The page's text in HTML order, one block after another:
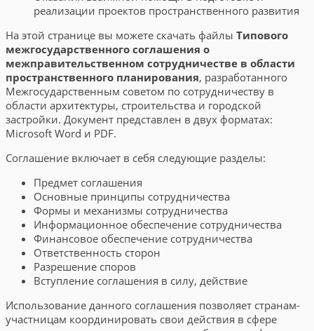
реализации проектов пространственного развития
На этой странице вы можете скачать файлы Типового
межгосударственного соглашения о
межправительственном сотрудничестве в области
пространственного планирования, разработанного
Межгосударственным советом по сотрудничеству в
области архитектуры, строительства и городской
застройки. Документ представлен в двух форматах:
Microsoft Word и PDF.
Соглашение включает в себя следующие разделы:
Предмет соглашения
Основные принципы сотрудничества
Формы и механизмы сотрудничества
Информационное обеспечение сотрудничества
Финансовое обеспечение сотрудничества
Ответственность сторон
Разрешение споров
Вступление соглашения в силу, действие
Использование данного соглашения позволяет странам-
участницам координировать свои действия в сфере